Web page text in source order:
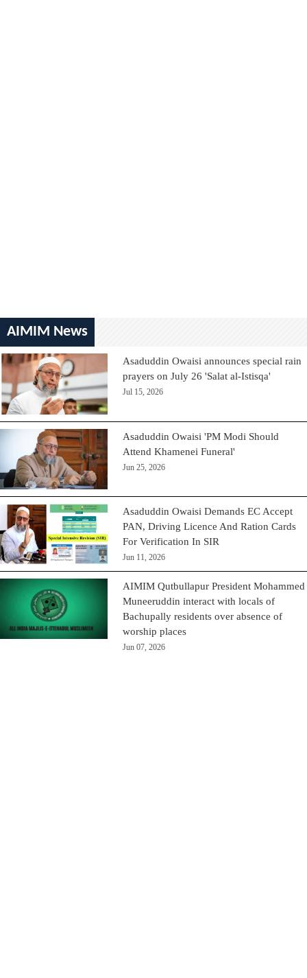
AIMIM News
Asaduddin Owaisi announces special rain
prayers on July 26 'Salat al-Istisqa'
Jul 15, 2026
Asaduddin Owaisi 'PM Modi Should
Attend Khamenei Funeral'
Jun 25, 2026
Asaduddin Owaisi Demands EC Accept
PAN, Driving Licence And Ration Cards
For Verification In SIR
Jun 11, 2026
AIMIM Qutbullapur President Mohammed
Muneeruddin interact with locals of
Bachupally residents over absence of
worship places
Jun 07, 2026